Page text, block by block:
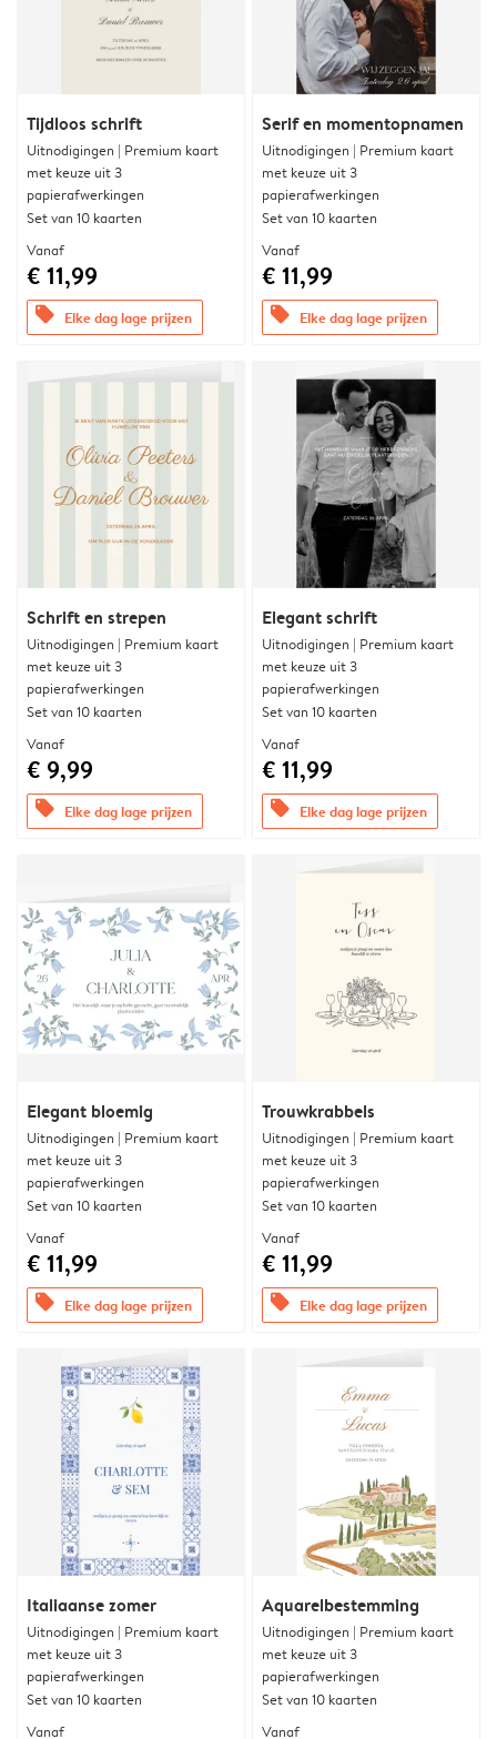
Tijdloos schrift
Uitnodigingen | Premium kaart
met keuze uit 3
papierafwerkingen
Set van 10 kaarten
Vanaf
€ 11,99
offers Elke dag lage prijzen
Serif en momentopnamen
Uitnodigingen | Premium kaart
met keuze uit 3
papierafwerkingen
Set van 10 kaarten
Vanaf
€ 11,99
offers Elke dag lage prijzen
Schrift en strepen
Uitnodigingen | Premium kaart
met keuze uit 3
papierafwerkingen
Set van 10 kaarten
Vanaf
€ 9,99
offers Elke dag lage prijzen
Elegant schrift
Uitnodigingen | Premium kaart
met keuze uit 3
papierafwerkingen
Set van 10 kaarten
Vanaf
€ 11,99
offers Elke dag lage prijzen
Elegant bloemig
Uitnodigingen | Premium kaart
met keuze uit 3
papierafwerkingen
Set van 10 kaarten
Vanaf
€ 11,99
offers Elke dag lage prijzen
Trouwkrabbels
Uitnodigingen | Premium kaart
met keuze uit 3
papierafwerkingen
Set van 10 kaarten
Vanaf
€ 11,99
offers Elke dag lage prijzen
Italiaanse zomer
Uitnodigingen | Premium kaart
met keuze uit 3
papierafwerkingen
Set van 10 kaarten
Vanaf
Aquarelbestemming
Uitnodigingen | Premium kaart
met keuze uit 3
papierafwerkingen
Set van 10 kaarten
Vanaf